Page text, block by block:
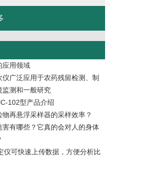
应用领域
广泛应用于农药残留检测、制
监测和一般研究
102型产品介绍
再悬浮采样器的采样效率？
害有哪些？它真的会对人的身体
仪可快速上传数据，方便分析比